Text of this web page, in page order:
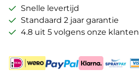
aantal
Snelle levertijd
Standaard 2 jaar garantie
4.8 uit 5 volgens onze klanten